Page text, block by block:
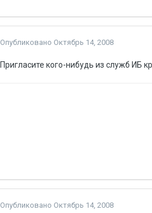
Опубликовано Октябрь 14, 2008
Пригласите кого-нибудь из служб ИБ
Опубликовано Октябрь 14, 2008